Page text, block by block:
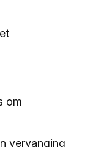
om
vervanging